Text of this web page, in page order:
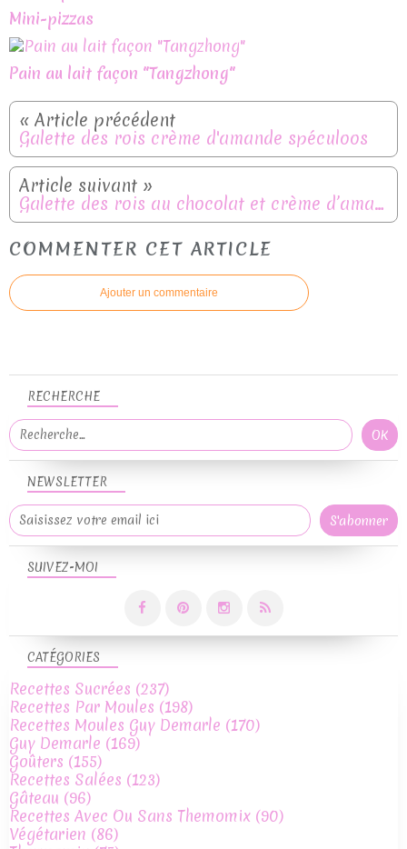
Mini-pizzas
Pain au lait façon "Tangzhong"
Galette des rois crème d'amande spéculoos
Galette des rois au chocolat et crème d’amande – Recette facile et gourmande pour l’Épiphanie
COMMENTER CET ARTICLE
Ajouter un commentaire
NEWSLETTER
SUIVEZ-MOI
RECHERCHE
CATÉGORIES
Recettes Sucrées (237)
Recettes Par Moules (198)
Recettes Moules Guy Demarle (170)
Guy Demarle (169)
Goûters (155)
Recettes Salées (123)
Gâteau (96)
Recettes Avec Ou Sans Themomix (90)
Végétarien (86)